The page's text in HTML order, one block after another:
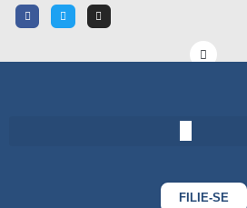
FILIE-SE